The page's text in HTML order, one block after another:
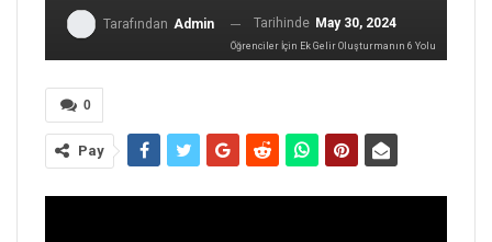
Tarafından Admin Tarihinde May 30, 2024
Öğrenciler İçin Ek Gelir Oluşturmanın 6 Yolu
0
Pay